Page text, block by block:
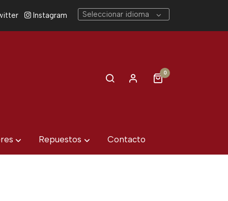
Instagram Seleccionar idioma
0
Repuestos Contacto